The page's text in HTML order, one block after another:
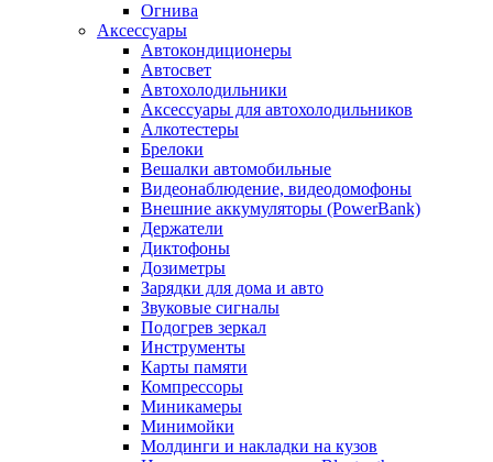
Огнива
Аксессуары
Автокондиционеры
Aвтосвет
Автохолодильники
Аксессуары для автохолодильников
Алкотестеры
Брелоки
Вешалки автомобильные
Видеонаблюдение, видеодомофоны
Внешние аккумуляторы (PowerBank)
Держатели
Диктофоны
Дозиметры
Зарядки для дома и авто
Звуковые сигналы
Подогрев зеркал
Инструменты
Карты памяти
Компрессоры
Миникамеры
Минимойки
Молдинги и накладки на кузов